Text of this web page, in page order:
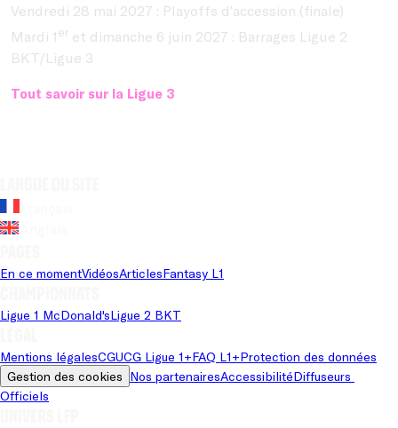
Vendredi 28 mai 2027 : Playoffs d’accession (finale)
Mardi 1er et dimanche 6 juin 2027 : Barrages Ligue 2
BKT/Ligue 3
Tout savoir sur la Ligue 3
En ce momentVidéosArticlesFantasy L1
Ligue 1 McDonald'sLigue 2 BKT
Mentions légalesCGUCG Ligue 1+FAQ L1+Protection des données
Gestion des cookies Nos partenairesAccessibilitéDiffuseurs
Officiels